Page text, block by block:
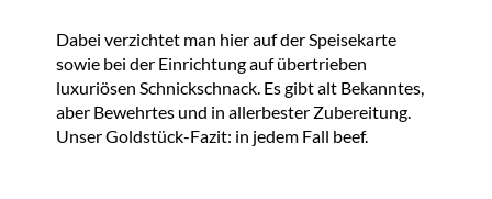
Dabei verzichtet man hier auf der Speisekarte
sowie bei der Einrichtung auf übertrieben
luxuriösen Schnickschnack. Es gibt alt Bekanntes,
aber Bewehrtes und in allerbester Zubereitung.
Unser Goldstück-Fazit: in jedem Fall beef.